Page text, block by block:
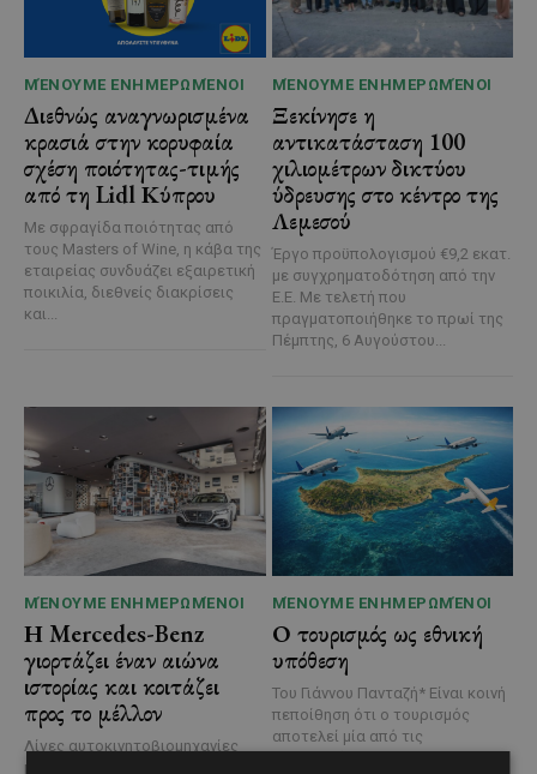
ΜΈΝΟΥΜΕ ΕΝΗΜΕΡΩΜΈΝΟΙ
Διεθνώς αναγνωρισμένα
κρασιά στην κορυφαία
σχέση ποιότητας-τιμής
από τη Lidl Κύπρου
Με σφραγίδα ποιότητας από
τους Masters of Wine, η κάβα της
εταιρείας συνδυάζει εξαιρετική
ποικιλία, διεθνείς διακρίσεις
και...
ΜΈΝΟΥΜΕ ΕΝΗΜΕΡΩΜΈΝΟΙ
Ξεκίνησε η
αντικατάσταση 100
χιλιομέτρων δικτύου
ύδρευσης στο κέντρο της
Λεμεσού
Έργο προϋπολογισμού €9,2 εκατ.
με συγχρηματοδότηση από την
Ε.Ε. Με τελετή που
πραγματοποιήθηκε το πρωί της
Πέμπτης, 6 Αυγούστου...
ΜΈΝΟΥΜΕ ΕΝΗΜΕΡΩΜΈΝΟΙ
Η Mercedes-Benz
γιορτάζει έναν αιώνα
ιστορίας και κοιτάζει
προς το μέλλον
Λίγες αυτοκινητοβιομηχανίες
μπορούν να ισχυριστούν ότι το
ΜΈΝΟΥΜΕ ΕΝΗΜΕΡΩΜΈΝΟΙ
Ο τουρισμός ως εθνική
υπόθεση
Του Γιάννου Πανταζή* Είναι κοινή
πεποίθηση ότι ο τουρισμός
αποτελεί μία από τις